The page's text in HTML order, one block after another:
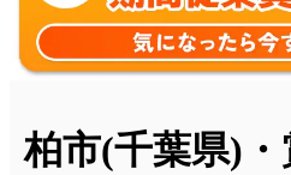
柏市(千葉県)